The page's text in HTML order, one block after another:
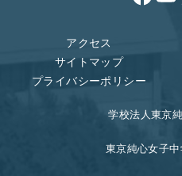
アクセス
サイトマップ
プライバシーポリシー
学校法人東京
東京純心女子中